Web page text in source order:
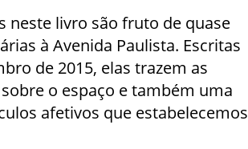
neste livro são fruto de quase
à Avenida Paulista. Escritas
de 2015, elas trazem as
o espaço e também uma
afetivos que estabelecemos